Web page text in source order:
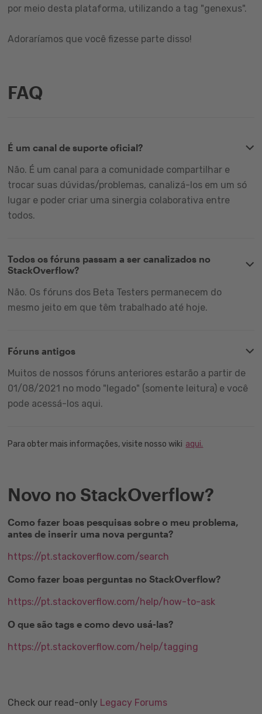
por meio desta plataforma, utilizando a tag "genexus".
Adoraríamos que você fizesse parte disso!
FAQ
É um canal de suporte oficial?
Não. É um canal para a comunidade compartilhar e
trocar suas dúvidas/problemas, canalizá-los em um só
lugar e poder criar uma sinergia colaborativa entre
todos.
Todos os fóruns passam a ser canalizados no
StackOverflow?
Não. Os fóruns dos Beta Testers permanecem do
mesmo jeito em que têm trabalhado até hoje.
Fóruns antigos
Muitos de nossos fóruns anteriores estarão a partir de
01/08/2021 no modo "legado" (somente leitura) e você
pode acessá-los aqui.
Para obter mais informações, visite nosso wiki aqui.
Novo no StackOverflow?
Como fazer boas pesquisas sobre o meu problema,
antes de inserir uma nova pergunta?
https://pt.stackoverflow.com/search
Como fazer boas perguntas no StackOverflow?
https://pt.stackoverflow.com/help/how-to-ask
O que são tags e como devo usá-las?
https://pt.stackoverflow.com/help/tagging
Check our read-only Legacy Forums